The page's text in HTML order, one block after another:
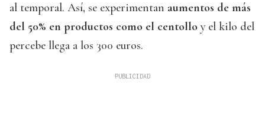
al temporal. Así, se experimentan aumentos de más
del 50% en productos como el centollo y el kilo del
percebe llega a los 300 euros.